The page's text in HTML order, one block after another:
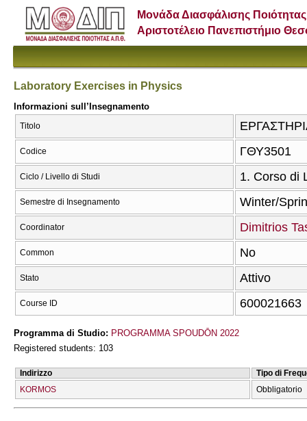
Μονάδα Διασφάλισης Ποιότητας
Αριστοτέλειο Πανεπιστήμιο
Laboratory Exercises in Physics
Informazioni sull’Insegnamento
Titolo
Codice ΓΘΥ3501
Ciclo / Livello di Studi 1. Corso di
Semestre di Insegnamento Winter/
Coordinator Dimitrios
Common No
Stato Attivo
Course ID 600021663
Programma di Studio: PROGRAMMA SPOUDŌN 2022
Registered students: 103
Indirizzo
Tipo di
KORMOS
Obbligatorio